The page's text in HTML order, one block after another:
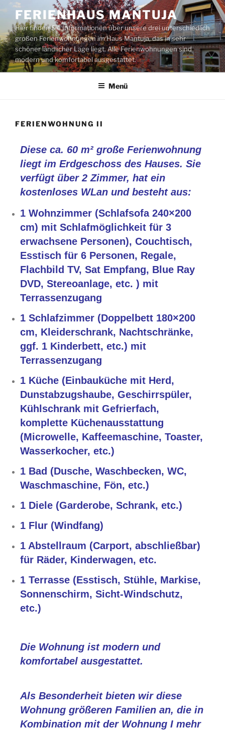
FERIENHAUS MANTUJA
Hier finden Sie Informationen über unsere drei unterschiedlich
großen Ferienwohnungen im Haus Mantuja, das in sehr
schöner ländlicher Lage liegt. Alle Ferienwohnungen sind
modern und komfortabel ausgestattet.
Menü
FERIENWOHNUNG II
Diese ca. 60 m² große Ferienwohnung
liegt im Erdgeschoss des Hauses. Sie
verfügt über 2 Zimmer, hat ein
kostenloses WLan und besteht aus:
1 Wohnzimmer (Schlafsofa 240×200
cm) mit Schlafmöglichkeit für 3
erwachsene Personen), Couchtisch,
Esstisch für 6 Personen, Regale,
Flachbild TV, Sat Empfang, Blue Ray
DVD, Stereoanlage, etc. ) mit
Terrassenzugang
1 Schlafzimmer (Doppelbett 180×200
cm, Kleiderschrank, Nachtschränke,
ggf. 1 Kinderbett, etc.) mit
Terrassenzugang
1 Küche (Einbauküche mit Herd,
Dunstabzugshaube, Geschirrspüler,
Kühlschrank mit Gefrierfach,
komplette Küchenausstattung
(Microwelle, Kaffeemaschine, Toaster,
Wasserkocher, etc.)
1 Bad (Dusche, Waschbecken, WC,
Waschmaschine, Fön, etc.)
1 Diele (Garderobe, Schrank, etc.)
1 Flur (Windfang)
1 Abstellraum (Carport, abschließbar)
für Räder, Kinderwagen, etc.
1 Terrasse (Esstisch, Stühle, Markise,
Sonnenschirm, Sicht-Windschutz,
etc.)
Die Wohnung ist modern und
komfortabel ausgestattet.
Als Besonderheit bieten wir diese
Wohnung größeren Familien an, die in
Kombination mit der Wohnung I mehr